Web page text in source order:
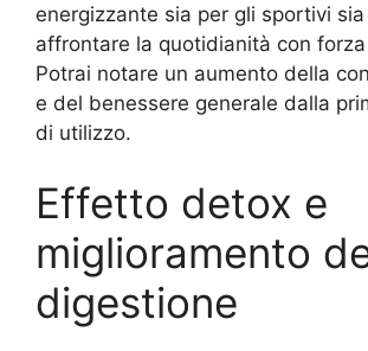
energizzante sia per gli sportivi
affrontare la quotidianità con
Potrai notare un aumento della
e del benessere generale dalla
di utilizzo.
Effetto detox e
miglioramento
digestione